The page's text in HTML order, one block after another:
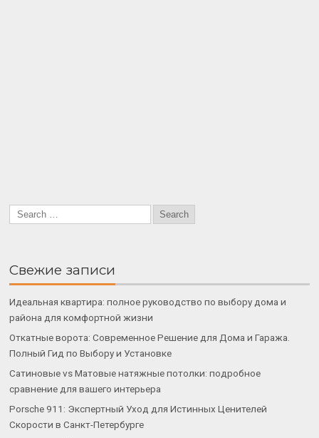
Свежие записи
Идеальная квартира: полное руководство по выбору дома и
района для комфортной жизни
Откатные ворота: Современное Решение для Дома и Гаража.
Полный Гид по Выбору и Установке
Сатиновые vs Матовые натяжные потолки: подробное
сравнение для вашего интерьера
Porsche 911: Экспертный Уход для Истинных Ценителей
Скорости в Санкт-Петербурге